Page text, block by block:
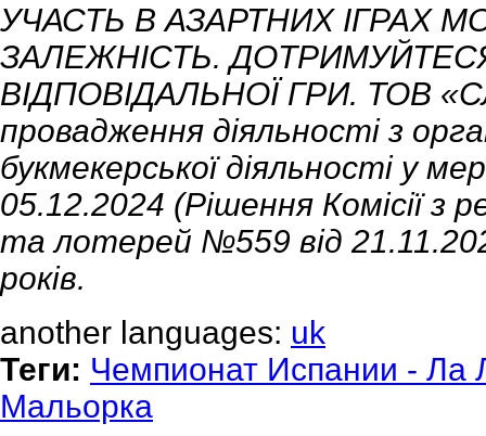
УЧАСТЬ В АЗАРТНИХ ІГРАХ
ЗАЛЕЖНІСТЬ.
ВІДПОВІДАЛЬНОЇ ГРИ. ТОВ
провадження діяльності з
букмекерської діяльності у
05.12.2024 (Рішення Комісії з
та лотерей №559 від
років.
another languages: uk
Теги: Чемпионат Испании - Ла
Мальорка